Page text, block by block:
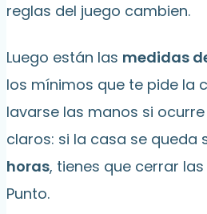
reglas del juego cambien.
Luego están las medidas
los mínimos que te pide la
lavarse las manos si
claros: si la casa se queda
horas, tienes que cerrar
Punto.